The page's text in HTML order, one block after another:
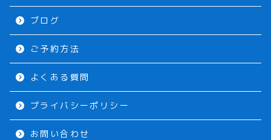
ブログ
ご予約方法
よくある質問
プライバシーポリシー
お問い合わせ